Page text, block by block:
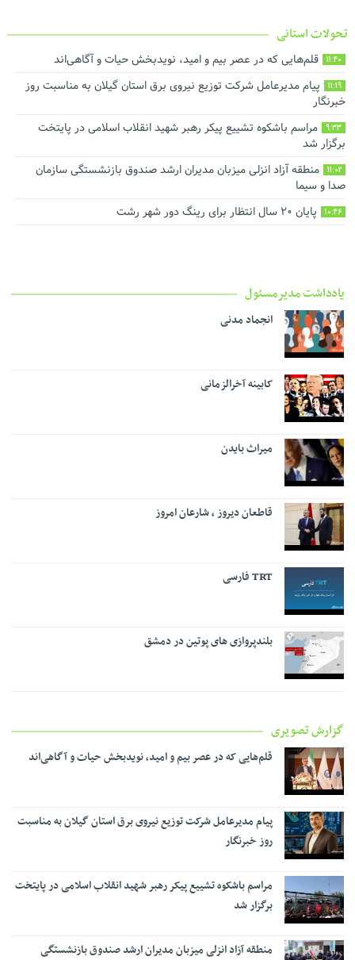
تحولات استانی
11:40 قلم‌هایی که در عصر بیم و امید، نویدبخش حیات و آگاهی‌اند
11:19
پیام مدیرعامل شرکت توزیع نیروی برق استان گیلان به مناسبت روز
خبرنگار ‌
9:33
مراسم باشکوه تشییع پیکر رهبر شهید انقلاب اسلامی در پایتخت
برگزار شد
11:02
منطقه آزاد انزلی میزبان مدیران ارشد صندوق بازنشستگی سازمان
صدا و سیما
10:46 پایان ۲۰ سال انتظار برای رینگ دور شهر رشت
یادداشت مدیرمسئول
انجماد مدنی
کابینه آخرالزمانی
میراث بایدن
قاطعان دیروز ، شارعان امروز
TRT فارسی
بلندپروازی های پوتین در دمشق
گزارش تصویری
قلم‌هایی که در عصر بیم و امید، نویدبخش حیات و آگاهی‌اند
پیام مدیرعامل شرکت توزیع نیروی برق استان گیلان به مناسبت
روز خبرنگار ‌
مراسم باشکوه تشییع پیکر رهبر شهید انقلاب اسلامی در پایتخت
برگزار شد
منطقه آزاد انزلی میزبان مدیران ارشد صندوق بازنشستگی